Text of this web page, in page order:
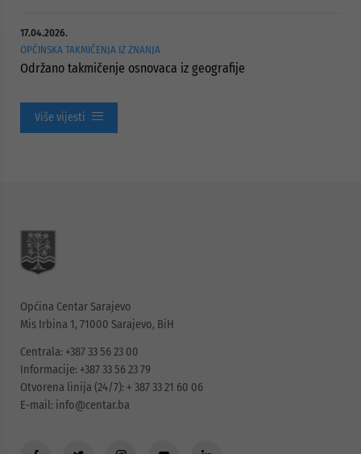
17.04.2026.
OPĆINSKA TAKMIČENJA IZ ZNANJA
Održano takmičenje osnovaca iz geografije
Više vijesti
Općina Centar Sarajevo
Mis Irbina 1, 71000 Sarajevo, BiH
Centrala: +387 33 56 23 00
Informacije: +387 33 56 23 79
Otvorena linija (24/7): + 387 33 21 60 06
E-mail: info@centar.ba